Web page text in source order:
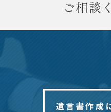
ご相談
遺言書作成